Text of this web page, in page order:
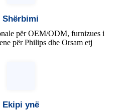
Shërbimi
për OEM/ODM, furnizues i
për Philips dhe Orsam etj
Ekipi ynë